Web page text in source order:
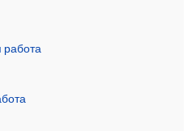
работа